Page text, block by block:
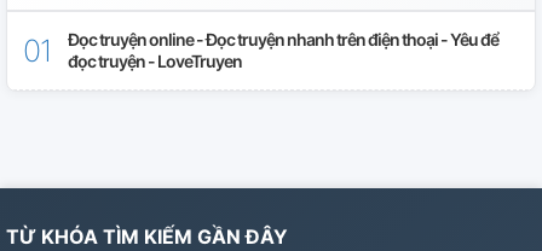
Đọc truyện online - Đọc truyện nhanh trên điện thoại - Yêu để
đọc truyện - LoveTruyen
TỪ KHÓA TÌM KIẾM GẦN ĐÂY